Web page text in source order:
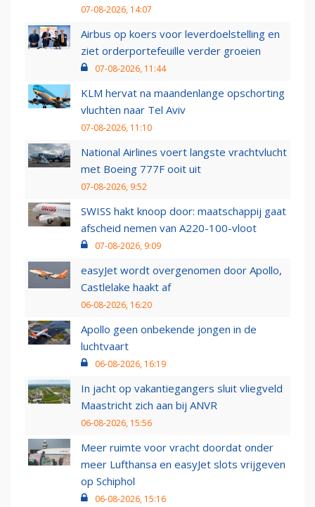
07-08-2026, 14:07
Airbus op koers voor leverdoelstelling en
ziet orderportefeuille verder groeien
07-08-2026, 11:44
KLM hervat na maandenlange opschorting
vluchten naar Tel Aviv
07-08-2026, 11:10
National Airlines voert langste vrachtvlucht
met Boeing 777F ooit uit
07-08-2026, 9:52
SWISS hakt knoop door: maatschappij gaat
afscheid nemen van A220-100-vloot
07-08-2026, 9:09
easyJet wordt overgenomen door Apollo,
Castlelake haakt af
06-08-2026, 16:20
Apollo geen onbekende jongen in de
luchtvaart
06-08-2026, 16:19
In jacht op vakantiegangers sluit vliegveld
Maastricht zich aan bij ANVR
06-08-2026, 15:56
Meer ruimte voor vracht doordat onder
meer Lufthansa en easyJet slots vrijgeven
op Schiphol
06-08-2026, 15:16